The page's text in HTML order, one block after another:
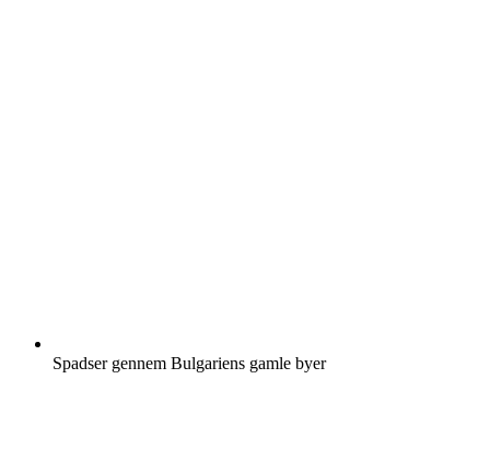
Spadser gennem Bulgariens gamle byer